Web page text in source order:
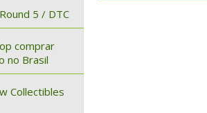
5 / DTC
comprar
no Brasil
Collectibles